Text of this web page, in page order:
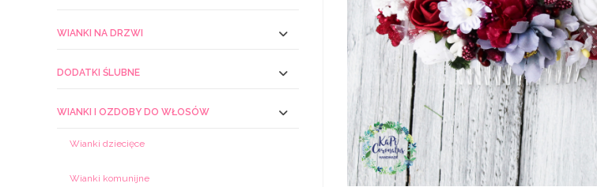
WIANKI NA DRZWI
DODATKI ŚLUBNE
WIANKI I OZDOBY DO WŁOSÓW
Wianki dziecięce
Wianki komunijne